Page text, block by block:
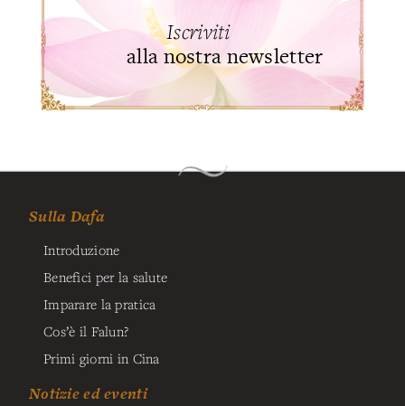
Iscriviti
alla nostra newsletter
Sulla Dafa
Introduzione
Benefici per la salute
Imparare la pratica
Cos’è il Falun?
Primi giorni in Cina
Notizie ed eventi